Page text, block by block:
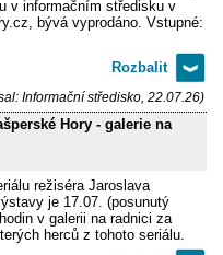
v informačním středisku v
bývá vyprodáno. Vstupné:
Informační středisko, 22.07.26)
Hory - galerie na
režiséra Jaroslava
je 17.07. (posunutý
v galerii na radnici za
herců z tohoto seriálu.